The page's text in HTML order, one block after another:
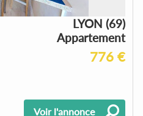
LYON (69)
Appartement
776 €
Voir l'annonce